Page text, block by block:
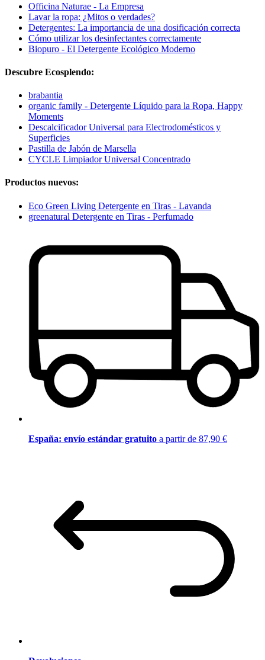
Officina Naturae - La Empresa
Lavar la ropa: ¿Mitos o verdades?
Detergentes: La importancia de una dosificación correcta
Cómo utilizar los desinfectantes correctamente
Biopuro - El Detergente Ecológico Moderno
Descubre Ecosplendo:
brabantia
organic family - Detergente Líquido para la Ropa, Happy
Moments
Descalcificador Universal para Electrodomésticos y
Superficies
Pastilla de Jabón de Marsella
CYCLE Limpiador Universal Concentrado
Productos nuevos:
Eco Green Living Detergente en Tiras - Lavanda
greenatural Detergente en Tiras - Perfumado
España: envío estándar gratuito a partir de 87,90 €